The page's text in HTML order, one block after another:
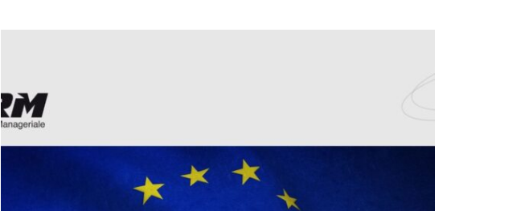
Europrogettazione e strumenti
di finanza agevolata
€